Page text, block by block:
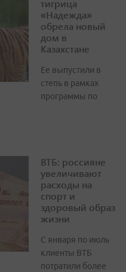
тигрица
«Надежда»
обрела новый
дом в
Казахстане
Ее выпустили в
степь в рамках
программы по
ВТБ: россияне
увеличивают
расходы на
спорт и
здоровый образ
жизни
С января по июль
клиенты ВТБ
потратили более